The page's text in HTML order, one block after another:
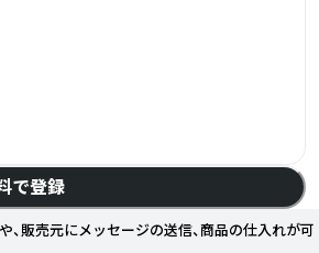
で登録
、販売元にメッセージの送信、商品の仕入れが可